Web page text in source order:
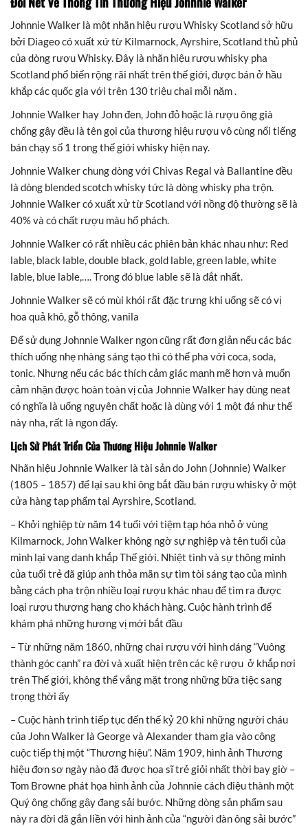
Johnnie Walker là một nhãn hiệu rượu Whisky Scotland sở hữu
bởi Diageo có xuất xứ từ Kilmarnock, Ayrshire, Scotland thủ phủ
của dòng rượu Whisky. Đây là nhãn hiệu rượu whisky pha
Scotland phổ biến rộng rãi nhất trên thế giới, được bán ở hầu
khắp các quốc gia với trên 130 triệu chai mỗi năm .
Johnnie Walker hay John đen, John đỏ hoặc là rượu ông già
chống gậy đều là tên gọi của thương hiệu rượu vô cùng nổi tiếng
bán chạy số 1 trong thế giới whisky hiện nay.
Johnnie Walker chung dòng với Chivas Regal và Ballantine đều
là dòng blended scotch whisky tức là dòng whisky pha trộn.
Johnnie Walker có xuất xử từ Scotland với nồng độ thường sẽ là
40% và có chất rượu màu hổ phách.
Johnnie Walker có rất nhiều các phiên bản khác nhau như: Red
lable, black lable, double black, gold lable, green lable, white
lable, blue lable,…. Trong đó blue lable sẽ là đắt nhất.
Johnnie Walker sẽ có mùi khói rất đặc trưng khi uống sẽ có vị
hoa quả khô, gỗ thông, vanila
Để sử dụng Johnnie Walker ngon cũng rất đơn giản nếu các bác
thích uống nhẹ nhàng sáng tạo thì có thể pha với coca, soda,
tonic. Nhưng nếu các bác thích cảm giác mạnh mẽ hơn và muốn
cảm nhận được hoàn toàn vị của Johnnie Walker hay dùng neat
có nghĩa là uống nguyên chất hoặc là dùng với 1 một đá như thế
này nha, rất là ngon đấy.
Lịch Sử Phát Triển Của Thương Hiệu Johnnie Walker
Nhãn hiệu Johnnie Walker là tài sản do John (Johnnie) Walker
(1805 – 1857) để lại sau khi ông bắt đầu bán rượu whisky ở một
cửa hàng tạp phẩm tại Ayrshire, Scotland.
– Khởi nghiệp từ năm 14 tuổi với tiệm tạp hóa nhỏ ở vùng
Kilmarnock, John Walker không ngờ sự nghiệp và tên tuổi của
mình lại vang danh khắp Thế giới. Nhiệt tình và sự thông minh
của tuổi trẻ đã giúp anh thỏa mãn sự tìm tòi sáng tạo của mình
bằng cách pha trộn nhiều loại rượu khác nhau để tìm ra được
loại rượu thượng hạng cho khách hàng. Cuộc hành trình để
khám phá những hương vị mới bắt đầu
– Từ những năm 1860, những chai rượu với hình dáng “Vuông
thành góc cạnh” ra đời và xuất hiện trên các kệ rượu ở khắp nơi
trên Thế giới, không thể vắng mặt trong những bữa tiệc sang
trọng thời ấy
– Cuộc hành trình tiếp tục đến thế kỷ 20 khi những người cháu
của John Walker là George và Alexander tham gia vào công
cuộc tiếp thị một “Thương hiệu”. Năm 1909, hình ảnh Thương
hiệu đơn sơ ngày nào đã được họa sĩ trẻ giỏi nhất thời bay giờ –
Tom Browne phát họa hình ảnh của Johnnie cách điệu thành một
Quý ông chống gậy đang sải bước. Những dòng sản phẩm sau
này ra đời đã gắn liền với hình ảnh của “người đàn ông sải bước”